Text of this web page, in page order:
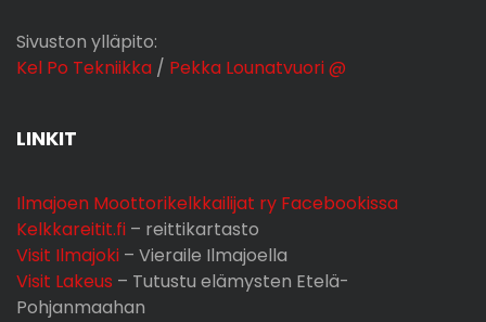
Sivuston ylläpito:
Kel Po Tekniikka / Pekka Lounatvuori @
LINKIT
Ilmajoen Moottorikelkkailijat ry Facebookissa
Kelkkareitit.fi – reittikartasto
Visit Ilmajoki – Vieraile Ilmajoella
Visit Lakeus – Tutustu elämysten Etelä-
Pohjanmaahan